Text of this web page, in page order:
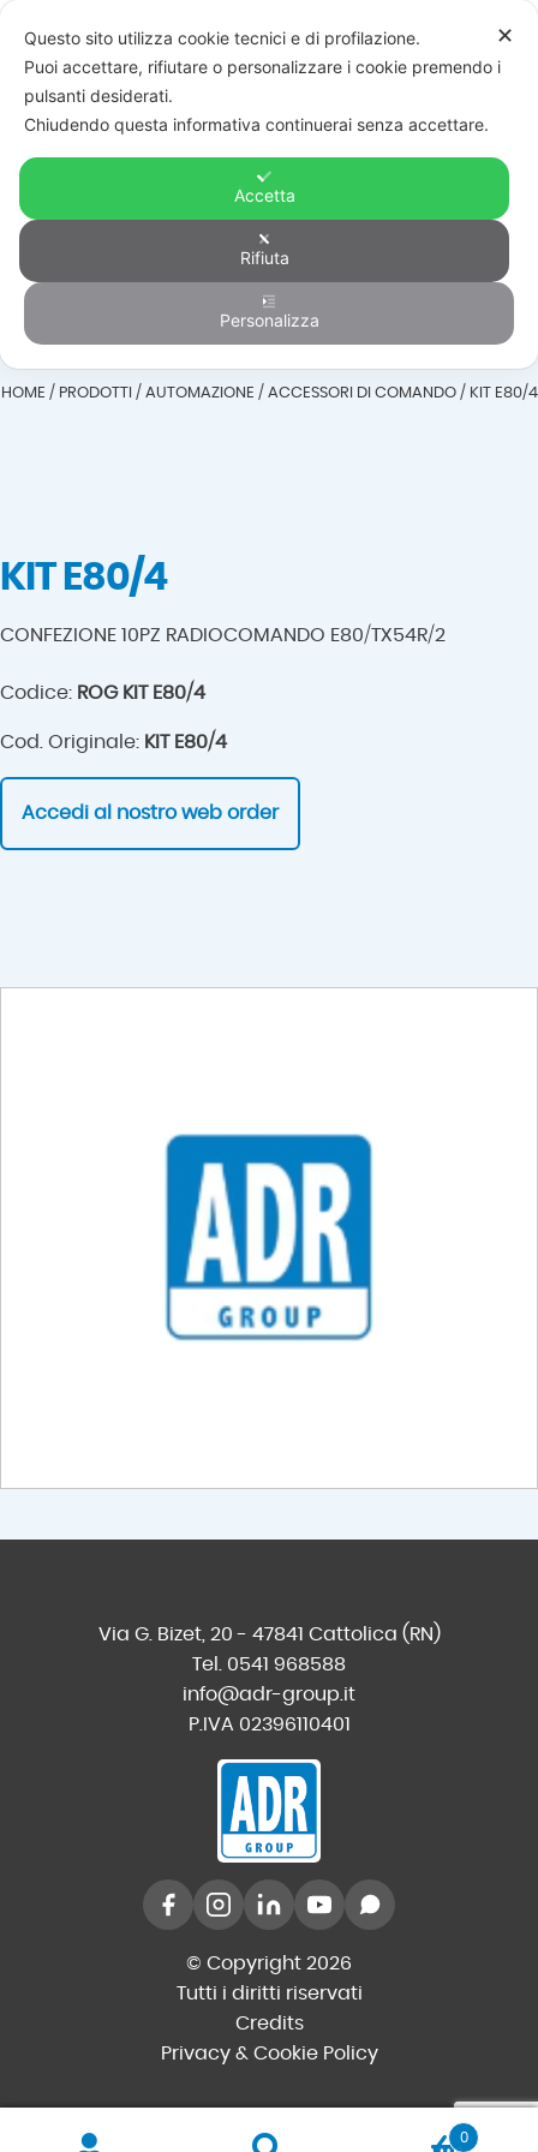
Accessori di
comando
HOME / PRODOTTI / AUTOMAZIONE / ACCESSORI DI COMANDO/ KIT E80/4
KIT E80/4
CONFEZIONE 10PZ RADIOCOMANDO E80/TX54R/2
Codice: ROG KIT E80/4
Cod. Originale: KIT E80/4
Accedi al nostro web order
Via G. Bizet, 20 - 47841 Cattolica (RN)
Tel. 0541 968588
info@adr-group.it
P.IVA 02396110401
© Copyright 2026
Tutti i diritti riservati
Credits
Privacy & Cookie Policy
0
✕
Questo sito utilizza cookie tecnici e di profilazione.
Puoi accettare, rifiutare o personalizzare i cookie premendo i
pulsanti desiderati.
Chiudendo questa informativa continuerai senza accettare.
Accetta
Rifiuta
Personalizza